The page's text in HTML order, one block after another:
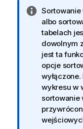
I
n
f
o
r
m
a
c
j
a
Sortowanie
albo
tabelach
dowolnym
jest ta
opcje
wykresu w
sortowanie